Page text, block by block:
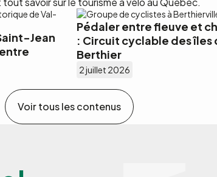
Jean
Pédaler entre fleuve et
: Circuit cyclable des îles
Berthier
2 juillet 2026
Voir tous les contenus